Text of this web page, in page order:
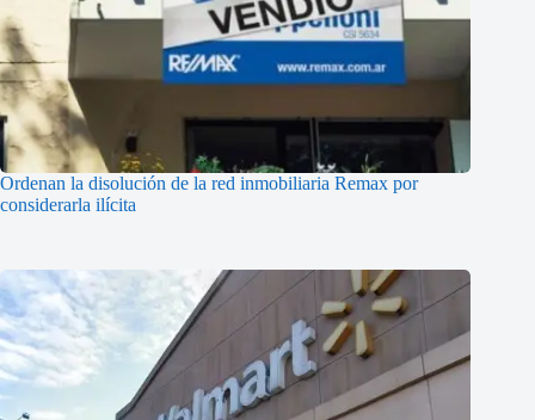
Ordenan la disolución de la red inmobiliaria Remax por
considerarla ilícita